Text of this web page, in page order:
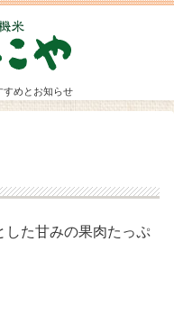
すめとお知らせ
した甘みの果肉たっぷ